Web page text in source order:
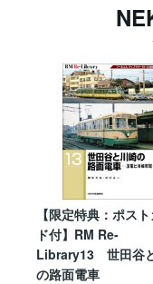
【限定特典：ポス
ド付】RM Re-
Library13 世田谷
の路面電車